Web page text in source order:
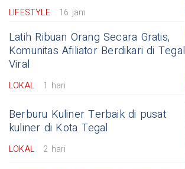
LIFESTYLE 16 jam
Latih Ribuan Orang Secara Gratis,
Komunitas Afiliator Berdikari di Tegal
Viral
LOKAL 1 hari
Berburu Kuliner Terbaik di pusat
kuliner di Kota Tegal
LOKAL 2 hari